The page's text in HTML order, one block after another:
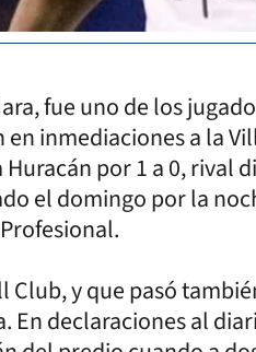
fue uno de los
en inmediaciones a la
por 1 a 0, rival
el domingo por la
y que pasó
En declaraciones al